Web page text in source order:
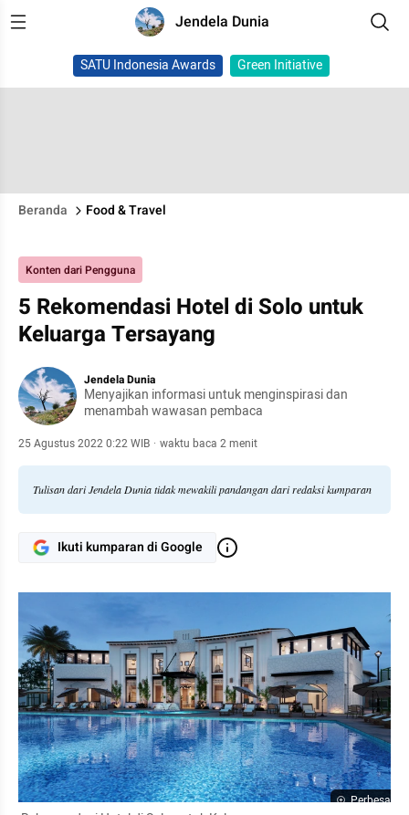
Jendela Dunia
SATU Indonesia Awards Green Initiative
Beranda Food & Travel
Konten dari Pengguna
5 Rekomendasi Hotel di Solo untuk
Keluarga Tersayang
Jendela Dunia
Menyajikan informasi untuk menginspirasi dan
menambah wawasan pembaca
25 Agustus 2022 0:22 WIB · waktu baca 2 menit
Tulisan dari Jendela Dunia tidak mewakili pandangan dari redaksi kumparan
Ikuti kumparan di Google
Perbesar